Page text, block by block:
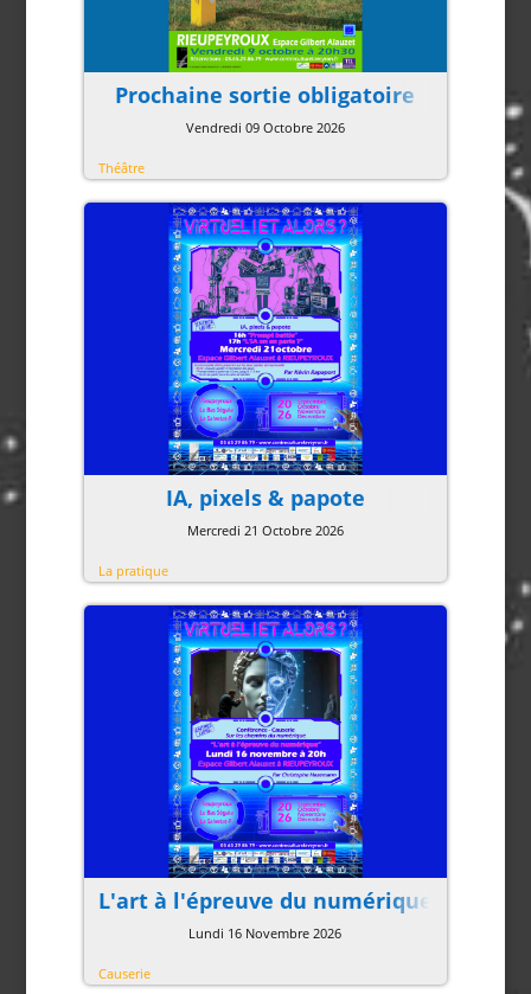
Prochaine sortie obligatoire
Vendredi 09 Octobre 2026
Théâtre
IA, pixels & papote
Mercredi 21 Octobre 2026
La pratique
L'art à l'épreuve du numérique
Lundi 16 Novembre 2026
Causerie